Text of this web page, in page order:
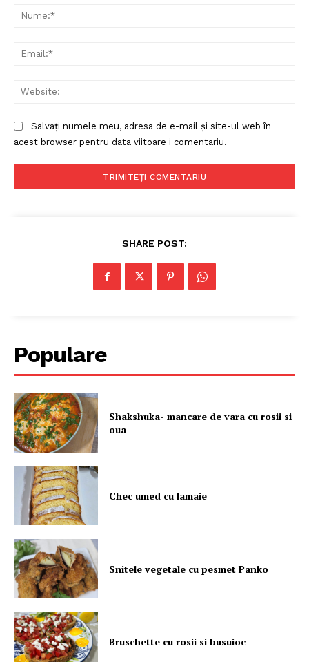
Salvați numele meu, adresa de e-mail și site-ul web în
acest browser pentru data viitoare i comentariu.
SHARE POST:
Populare
Shakshuka- mancare de vara cu rosii si
oua
Chec umed cu lamaie
Snitele vegetale cu pesmet Panko
Bruschette cu rosii si busuioc